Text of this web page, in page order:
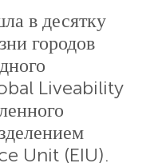
в десятку
городов
Liveability
Unit (EIU).